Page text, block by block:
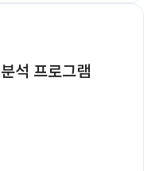
석 프로그램